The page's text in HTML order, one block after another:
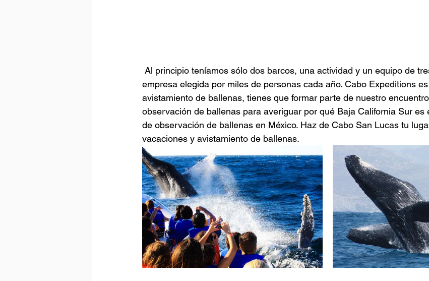
empresa elegida por miles de personas cada año. Cabo Expeditions
avistamiento de ballenas, tienes que formar parte de nuestro
observación de ballenas para averiguar por qué Baja California Sur es
de observación de ballenas en México. Haz de Cabo San Lucas tu
vacaciones y avistamiento de ballenas.